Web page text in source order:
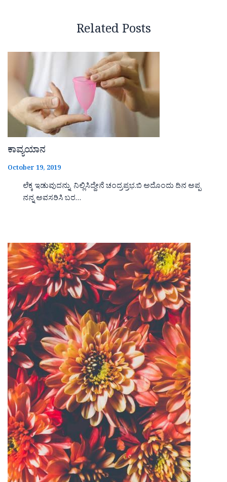
Related Posts
ಕಾವ್ಯಯಾನ
October 19, 2019
ಲೆಕ್ಕ ಇಡುವುದನ್ನು ನಿಲ್ಲಿಸಿದ್ದೇನೆ ಚಂದ್ರಪ್ರಭ.ಬಿ ಅದೊಂದು ದಿನ ಅಪ್ಪ
ನನ್ನ ಅವಸರಿಸಿ ಬರ…